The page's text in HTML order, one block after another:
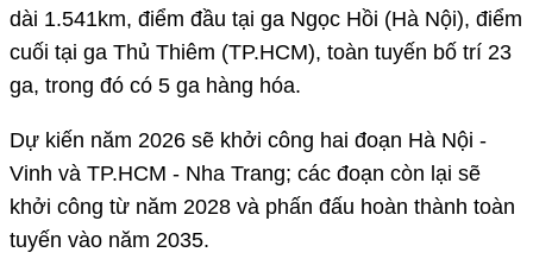
dài 1.541km, điểm đầu tại ga Ngọc Hồi (Hà Nội), điểm
cuối tại ga Thủ Thiêm (TP.HCM), toàn tuyến bố trí 23
ga, trong đó có 5 ga hàng hóa.
Dự kiến năm 2026 sẽ khởi công hai đoạn Hà Nội -
Vinh và TP.HCM - Nha Trang; các đoạn còn lại sẽ
khởi công từ năm 2028 và phấn đấu hoàn thành toàn
tuyến vào năm 2035.